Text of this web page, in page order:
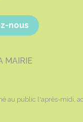
nous
MAIRIE
au public l'après-midi,